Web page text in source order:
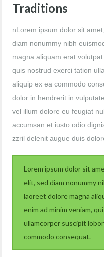
Traditions
nLorem ipsum dolor sit
diam nonummy nibh
magna aliquam erat
quis nostrud exerci tation
aliquip ex ea commodo
dolor in hendrerit in
vel illum dolore eu feugiat
accumsan et iusto odio
zzril delenit augue duis
Lorem ipsum dolor sit
elit, sed diam nonummy
laoreet dolore magna
enim ad minim veniam,
ullamcorper suscipit
commodo consequat.